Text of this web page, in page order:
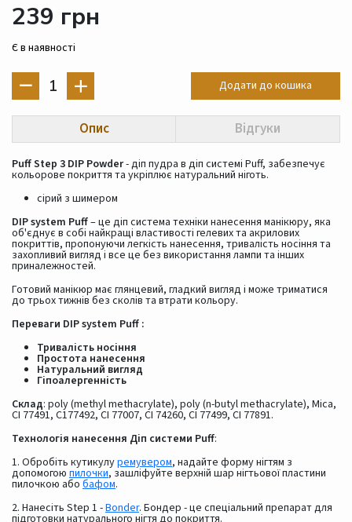
239 грн
Є в наявності
1 Додати до кошика
Опис Відгуки
Puff Step 3 DIP Powder- діп пудра в діп системі Puff, забезпечує
кольорове покриття та укріплює натуральний ніготь.
сірий з шимером
DIP system Puff– це діп система техніки нанесення манікюру, яка
об'єднує в собі найкращі властивості гелевих та акрилових
покриттів, пропонуючи легкість нанесення, тривалість носіння та
захопливий вигляд і все це без використання лампи та інших
приналежностей.
Готовий манікюр має глянцевий, гладкий вигляд і може триматися
до трьох тижнів без сколів та втрати кольору.
Переваги DIP system Puff :
Тривалість носіння
Простота нанесення
Натуральний вигляд
Гіпоалергенність
Склад: poly (methyl methacrylate), poly (n-butyl methacrylate), Mica,
CI 77491, C177492, CI 77007, CI 74260, CI 77499, CI 77891.
Технологія нанесення Діп системи Puff:
1. Обробіть кутикулуремувером, надайте форму нігтям з
допомогою пилочки, зашліфуйте верхній шар нігтьової пластини
пилочкою або бафом.
2. Нанесіть Step 1 -Bonder. Бондер - це спеціальний препарат для
підготовки натурального нігтя до покриття.